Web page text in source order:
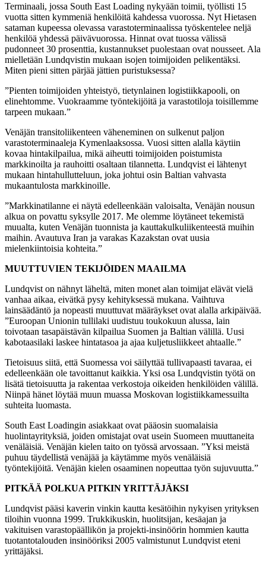
Terminaali, jossa South East Loading nykyään toimii, työllisti 15
vuotta sitten kymmeniä henkilöitä kahdessa vuorossa. Nyt Hietasen
sataman kupeessa olevassa varastoterminaalissa työskentelee neljä
henkilöä yhdessä päivävuorossa. Hinnat ovat tuossa välissä
pudonneet 30 prosenttia, kustannukset puolestaan ovat nousseet. Ala
mielletään Lundqvistin mukaan isojen toimijoiden pelikentäksi.
Miten pieni sitten pärjää jättien puristuksessa?
”Pienten toimijoiden yhteistyö, tietynlainen logistiikkapooli, on
elinehtomme. Vuokraamme työntekijöitä ja varastotiloja toisillemme
tarpeen mukaan.”
Venäjän transitoliikenteen väheneminen on sulkenut paljon
varastoterminaaleja Kymenlaaksossa. Vuosi sitten alalla käytiin
kovaa hintakilpailua, mikä aiheutti toimijoiden poistumista
markkinoilta ja rauhoitti osaltaan tilannetta. Lundqvist ei lähtenyt
mukaan hintahullutteluun, joka johtui osin Baltian vahvasta
mukaantulosta markkinoille.
”Markkinatilanne ei näytä edelleenkään valoisalta, Venäjän nousun
alkua on povattu syksylle 2017. Me olemme löytäneet tekemistä
muualta, kuten Venäjän tuonnista ja kauttakulkuliikenteestä muihin
maihin. Avautuva Iran ja varakas Kazakstan ovat uusia
mielenkiintoisia kohteita.”
MUUTTUVIEN TEKIJÖIDEN MAAILMA
Lundqvist on nähnyt läheltä, miten monet alan toimijat elävät vielä
vanhaa aikaa, eivätkä pysy kehityksessä mukana. Vaihtuva
lainsäädäntö ja nopeasti muuttuvat määräykset ovat alalla arkipäivää.
”Euroopan Unionin tullilaki uudistuu toukokuun alussa, lain
toivotaan tasapäistävän kilpailua Suomen ja Baltian välillä. Uusi
kabotaasilaki laskee hintatasoa ja ajaa kuljetusliikkeet ahtaalle.”
Tietoisuus siitä, että Suomessa voi säilyttää tullivapaasti tavaraa, ei
edelleenkään ole tavoittanut kaikkia. Yksi osa Lundqvistin työtä on
lisätä tietoisuutta ja rakentaa verkostoja oikeiden henkilöiden välillä.
Niinpä hänet löytää muun muassa Moskovan logistiikkamessuilta
suhteita luomasta.
South East Loadingin asiakkaat ovat pääosin suomalaisia
huolintayrityksiä, joiden omistajat ovat usein Suomeen muuttaneita
venäläisiä. Venäjän kielen taito on työssä arvossaan. ”Yksi meistä
puhuu täydellistä venäjää ja käytämme myös venäläisiä
työntekijöitä. Venäjän kielen osaaminen nopeuttaa työn sujuvuutta.”
PITKÄÄ POLKUA PITKIN YRITTÄJÄKSI
Lundqvist pääsi kaverin vinkin kautta kesätöihin nykyisen yrityksen
tiloihin vuonna 1999. Trukkikuskin, huolitsijan, kesäajan ja
vakituisen varastopäällikön ja projekti-insinöörin hommien kautta
tuotantotalouden insinööriksi 2005 valmistunut Lundqvist eteni
yrittäjäksi.